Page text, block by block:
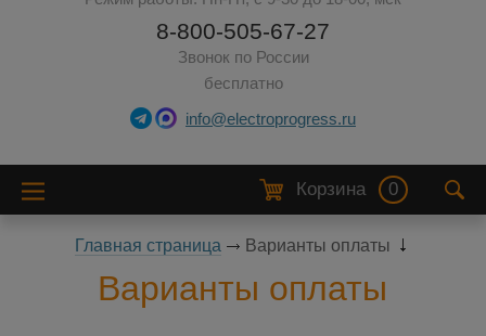
8-800-505-67-27
Звонок по России
бесплатно
info@electroprogress.ru
Корзина 0
Главная страница Варианты оплаты
Варианты оплаты